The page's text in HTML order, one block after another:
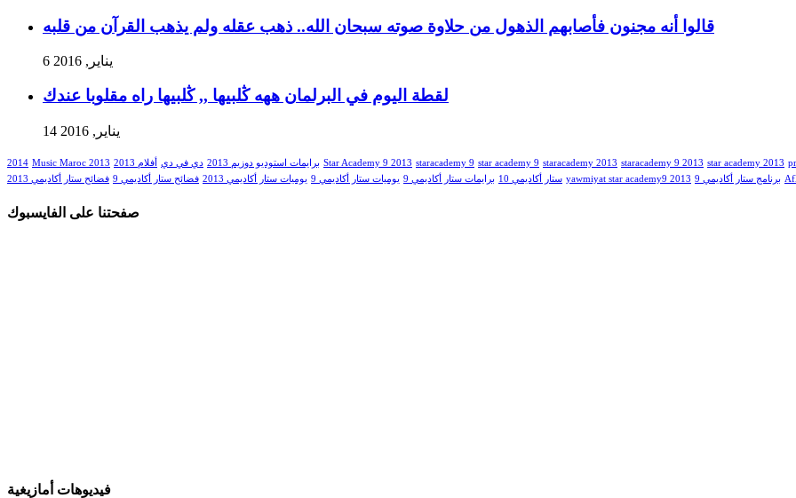
قالوا أنه مجنون فأصابهم الذهول من حلاوة صوته سبحان الله.. ذهب عقله ولم يذهب القرآن من قلبه
6 يناير, 2016
لقطة اليوم في البرلمان ههه ڭلبيها ,, ڭلبيها راه مقلوبا عندك
14 يناير, 2016
2014 Music Maroc 2013 برايمات استوديو دوزيم 2013 دي في دي أفلام 2013 Star Academy 9 2013 staracademy 9 star academy 9 staracademy 2013 staracademy 9 2013 star academy 2013
ستار أكاديمي 10
برايمات ستار أكاديمي 9 يوميات ستار أكاديمي 9 يوميات ستار أكاديمي 2013 فضائح ستار أكاديمي 9 فضائح ستار أكاديمي 2013 yawmiyat star academy9 2013 برنامج ستار أكاديمي 9
صفحتنا على الفايسبوك
فيديوهات أمازيغية